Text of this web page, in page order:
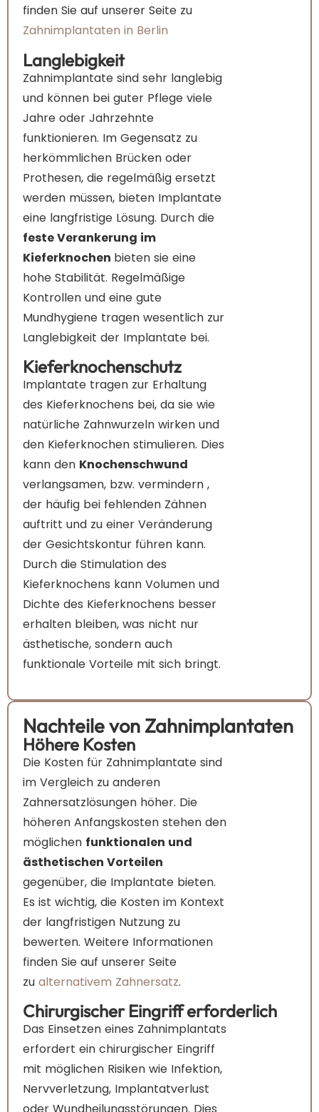
finden Sie auf unserer Seite zu
Zahnimplantaten in Berlin
Langlebigkeit
Zahnimplantate sind sehr langlebig
und können bei guter Pflege viele
Jahre oder Jahrzehnte
funktionieren. Im Gegensatz zu
herkömmlichen Brücken oder
Prothesen, die regelmäßig ersetzt
werden müssen, bieten Implantate
eine langfristige Lösung. Durch die
feste Verankerung im
Kieferknochen bieten sie eine
hohe Stabilität. Regelmäßige
Kontrollen und eine gute
Mundhygiene tragen wesentlich zur
Langlebigkeit der Implantate bei.
Kieferknochenschutz
Implantate tragen zur Erhaltung
des Kieferknochens bei, da sie wie
natürliche Zahnwurzeln wirken und
den Kieferknochen stimulieren. Dies
kann den Knochenschwund
verlangsamen, bzw. vermindern ,
der häufig bei fehlenden Zähnen
auftritt und zu einer Veränderung
der Gesichtskontur führen kann.
Durch die Stimulation des
Kieferknochens kann Volumen und
Dichte des Kieferknochens besser
erhalten bleiben, was nicht nur
ästhetische, sondern auch
funktionale Vorteile mit sich bringt.
Nachteile von Zahnimplantaten
Höhere Kosten
Die Kosten für Zahnimplantate sind
im Vergleich zu anderen
Zahnersatzlösungen höher. Die
höheren Anfangskosten stehen den
möglichen funktionalen und
ästhetischen Vorteilen
gegenüber, die Implantate bieten.
Es ist wichtig, die Kosten im Kontext
der langfristigen Nutzung zu
bewerten. Weitere Informationen
finden Sie auf unserer Seite
zu alternativem Zahnersatz.
Chirurgischer Eingriff erforderlich
Das Einsetzen eines Zahnimplantats
erfordert ein chirurgischer Eingriff
mit möglichen Risiken wie Infektion,
Nervverletzung, Implantatverlust
oder Wundheilungsstörungen. Dies